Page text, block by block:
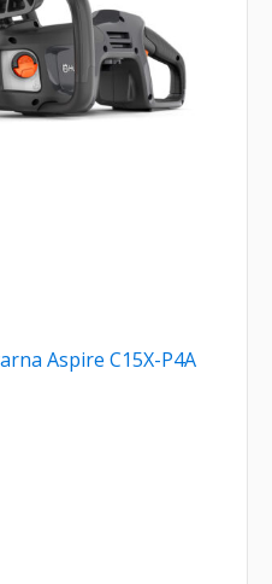
Aspire C15X-P4A